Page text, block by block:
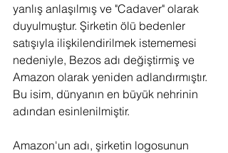
yanlış anlaşılmış ve "Cadaver" olarak
duyulmuştur. Şirketin ölü bedenler
satışıyla ilişkilendirilmek istememesi
nedeniyle, Bezos adı değiştirmiş ve
Amazon olarak yeniden adlandırmıştır.
Bu isim, dünyanın en büyük nehrinin
adından esinlenilmiştir.
Amazon'un adı, şirketin logosunun